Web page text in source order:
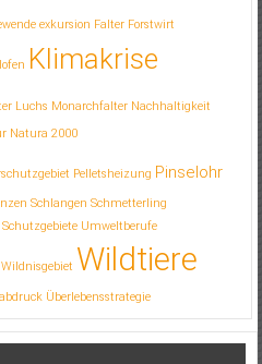
exkursion Falter Forstwirt
Klimakrise
Luchs Monarchfalter Nachhaltigkeit
Natura 2000
Pelletsheizung Pinselohr
Schlangen Schmetterling
Schutzgebiete Umweltberufe
Wildnisgebiet Wildtiere
Überlebensstrategie